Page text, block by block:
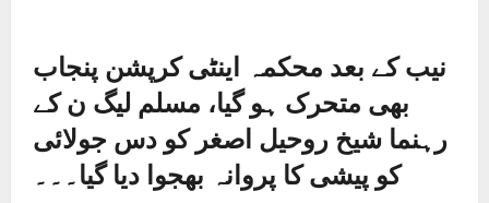
نیب کے بعد محکمہ اینٹی کرپشن پنجاب
بھی متحرک ہو گیا، مسلم لیگ ن کے
رہنما شیخ روحیل اصغر کو دس جولائی
کو پیشی کا پروانہ بھجوا دیا گیا۔۔۔